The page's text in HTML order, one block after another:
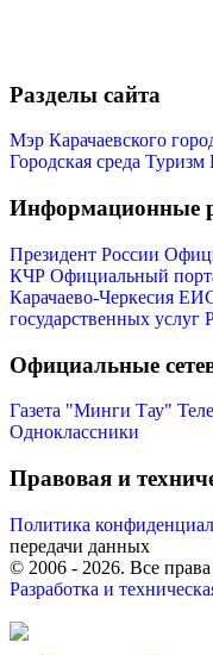
Разделы сайта
Мэр Карачаевского
Городская среда Туризм
Информационные
Президент России
КЧР Официальный
Карачаево-Черкесия ЕИС
государственных услуг
Официальные
Газета "Минги Тау"
Одноклассники
Правовая и
Политика
передачи данных
© 2006 - 2026. Все
Разработка и